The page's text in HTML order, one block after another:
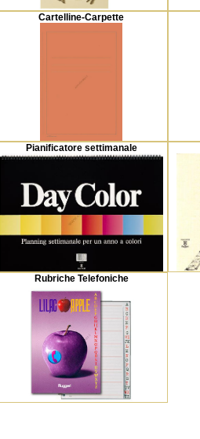
Cartelline-Carpette
Pianificatore settimanale
Rubriche Telefoniche